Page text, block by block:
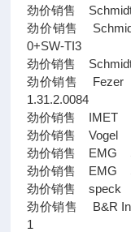
劲价销售
劲价销售
0+SW-TI3
劲价销售
劲价销售 Fezer
1.31.2.0084
劲价销售 IMET
劲价销售 Vogel
劲价销售 EMG
劲价销售 EMG
劲价销售 speck
劲价销售 B&R
1